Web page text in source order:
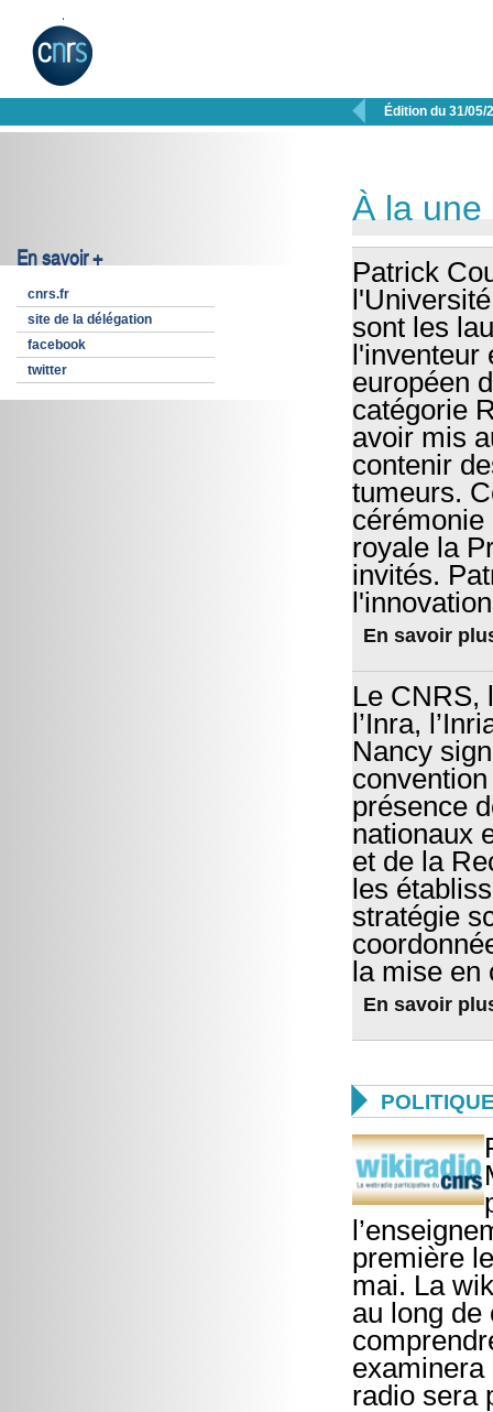
 Édition du 31/05/
En savoir +
cnrs.fr
site de la délégation
facebook
twitter
À la une
Patrick
sont les
l'inventeur
européen
catégorie
avoir mis
contenir
tumeurs.
cérémonie
royale la
invités.
En savoir
Le CNRS,
l’Inra,
Nancy
présence
nationaux
et de la
les
stratégie
la mise
En savoir

première
mai. La
au long de
examinera
radio sera